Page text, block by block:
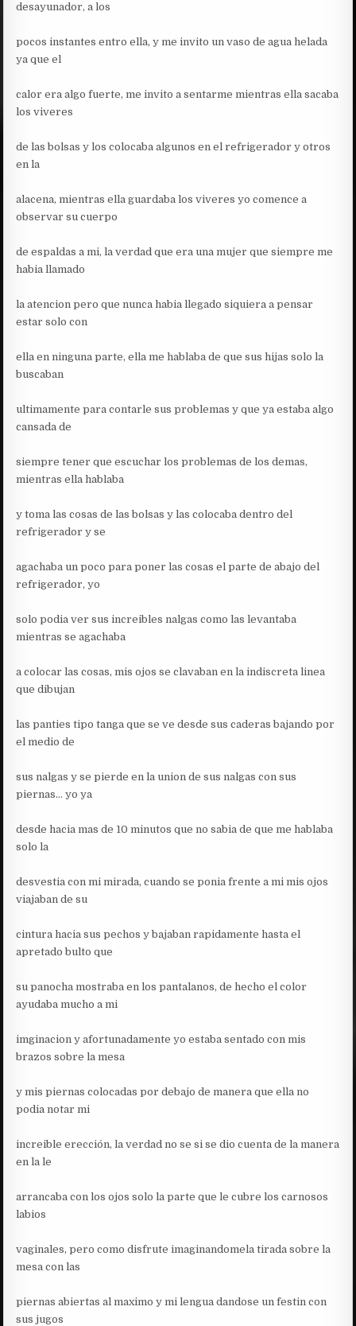
desayunador, a los
pocos instantes entro ella, y me invito un vaso de agua helada
ya que el
calor era algo fuerte, me invito a sentarme mientras ella sacaba
los viveres
de las bolsas y los colocaba algunos en el refrigerador y otros
en la
alacena, mientras ella guardaba los viveres yo comence a
observar su cuerpo
de espaldas a mi, la verdad que era una mujer que siempre me
habia llamado
la atencion pero que nunca habia llegado siquiera a pensar
estar solo con
ella en ninguna parte, ella me hablaba de que sus hijas solo la
buscaban
ultimamente para contarle sus problemas y que ya estaba algo
cansada de
siempre tener que escuchar los problemas de los demas,
mientras ella hablaba
y toma las cosas de las bolsas y las colocaba dentro del
refrigerador y se
agachaba un poco para poner las cosas el parte de abajo del
refrigerador, yo
solo podia ver sus increibles nalgas como las levantaba
mientras se agachaba
a colocar las cosas, mis ojos se clavaban en la indiscreta linea
que dibujan
las panties tipo tanga que se ve desde sus caderas bajando por
el medio de
sus nalgas y se pierde en la union de sus nalgas con sus
piernas… yo ya
desde hacia mas de 10 minutos que no sabia de que me hablaba
solo la
desvestia con mi mirada, cuando se ponia frente a mi mis ojos
viajaban de su
cintura hacia sus pechos y bajaban rapidamente hasta el
apretado bulto que
su panocha mostraba en los pantalanos, de hecho el color
ayudaba mucho a mi
imginacion y afortunadamente yo estaba sentado con mis
brazos sobre la mesa
y mis piernas colocadas por debajo de manera que ella no
podia notar mi
increible erección, la verdad no se si se dio cuenta de la manera
en la le
arrancaba con los ojos solo la parte que le cubre los carnosos
labios
vaginales, pero como disfrute imaginandomela tirada sobre la
mesa con las
piernas abiertas al maximo y mi lengua dandose un festin con
sus jugos